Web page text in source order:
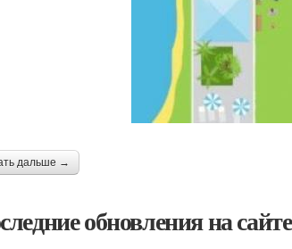
дальше →
обновления на